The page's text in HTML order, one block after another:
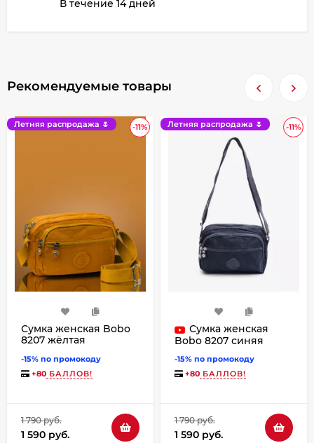
В течение 14 дней
Рекомендуемые товары
-11%
Летняя распродажа 🌷
Сумка женская Bobo
8207 жёлтая
-15% по промокоду
+80 БАЛЛОВ!
1 790 руб.
1 590 руб.
-11%
Летняя распродажа 🌷
Сумка женская
Bobo 8207 синяя
-15% по промокоду
+80 БАЛЛОВ!
1 790 руб.
1 590 руб.